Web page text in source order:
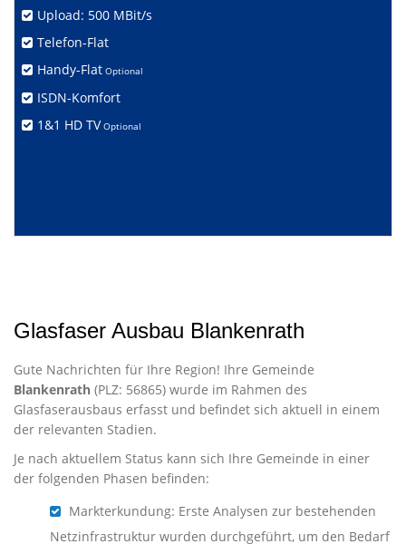
Upload: 500 MBit/s
Telefon-Flat
Handy-Flat Optional
ISDN-Komfort
1&1 HD TV Optional
Glasfaser Ausbau Blankenrath
Gute Nachrichten für Ihre Region! Ihre Gemeinde
Blankenrath (PLZ: 56865) wurde im Rahmen des
Glasfaserausbaus erfasst und befindet sich aktuell in einem
der relevanten Stadien.
Je nach aktuellem Status kann sich Ihre Gemeinde in einer
der folgenden Phasen befinden:
Markterkundung: Erste Analysen zur bestehenden
Netzinfrastruktur wurden durchgeführt, um den Bedarf